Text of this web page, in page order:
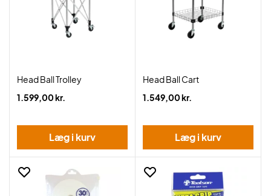
Head Ball Trolley
1.599,00 kr.
Læg i kurv
Head Ball Cart
1.549,00 kr.
Læg i kurv